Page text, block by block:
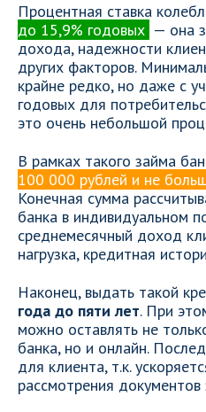
Процентная ставка
до 15,9% годовых — она
дохода, надежности
других факторов.
крайне редко, но даже с
годовых для
это очень небольшой
В рамках такого займа
100 000 рублей и не
Конечная сумма
банка в индивидуальном
среднемесячный доход
нагрузка, кредитная
Наконец, выдать такой
года до пяти лет. При
можно оставлять не
банка, но и онлайн.
для клиента, т.к.
рассмотрения документов